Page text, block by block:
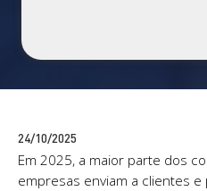
24/10/2025
Em 2025, a maior parte dos
empresas enviam a clientes